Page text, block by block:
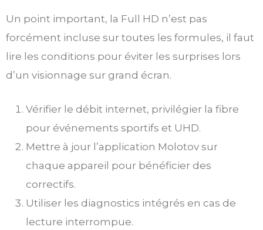
Un point important, la Full HD n’est pas
forcément incluse sur toutes les formules, il faut
lire les conditions pour éviter les surprises lors
d’un visionnage sur grand écran.
Vérifier le débit internet, privilégier la fibre
pour événements sportifs et UHD.
Mettre à jour l’application Molotov sur
chaque appareil pour bénéficier des
correctifs.
Utiliser les diagnostics intégrés en cas de
lecture interrompue.